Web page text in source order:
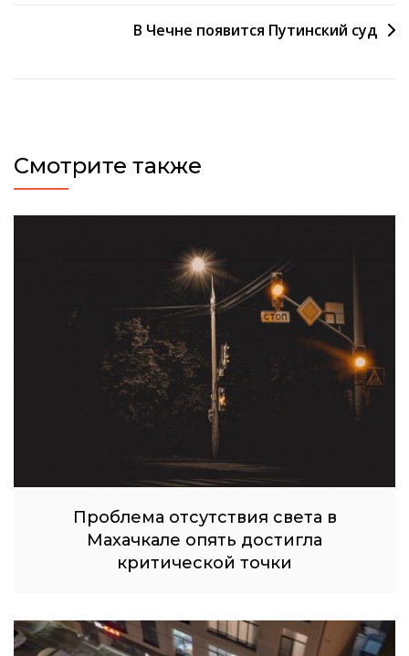
В Чечне появится Путинский суд
Смотрите также
Проблема отсутствия света в
Махачкале опять достигла
критической точки